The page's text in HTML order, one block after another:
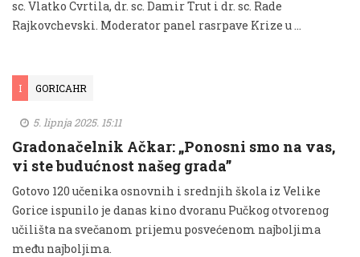
sc. Vlatko Cvrtila, dr. sc. Damir Trut i dr. sc. Rade
Rajkovchevski. Moderator panel rasrpave Krize u …
I GORICAHR
5. lipnja 2025. 15:11
Gradonačelnik Ačkar: „Ponosni smo na vas,
vi ste budućnost našeg grada”
Gotovo 120 učenika osnovnih i srednjih škola iz Velike
Gorice ispunilo je danas kino dvoranu Pučkog otvorenog
učilišta na svečanom prijemu posvećenom najboljima
među najboljima.